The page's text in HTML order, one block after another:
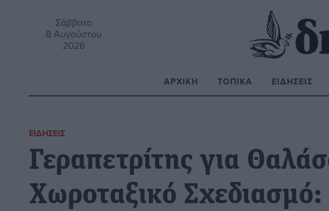
Σάββατο
8 Αυγούστου
2026
ΑΡΧΙΚΉ ΤΟΠΙΚΆ ΕΙΔΉΣΕΙΣ
ΕΙΔΉΣΕΙΣ
Γεραπετρίτης για
Χωροταξικό